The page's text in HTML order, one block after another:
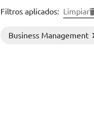
Filtros aplicados: Limpiar
Business Management